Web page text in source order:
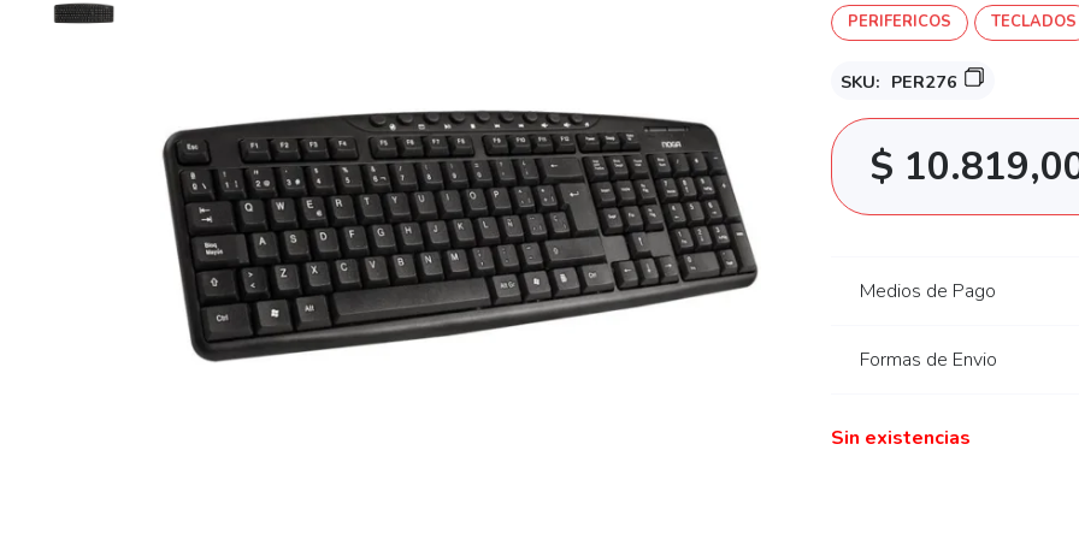
PERIFERICOS TECLADOS
SKU: PER276
$
Medios de Pago
Formas de Envio
Sin existencias